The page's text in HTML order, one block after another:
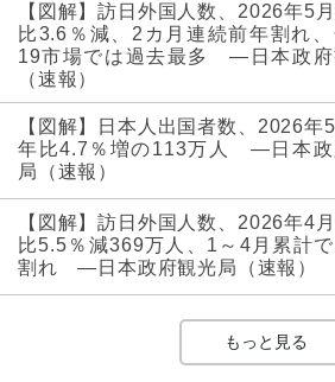
【図解】訪日外国人数、2026年5
比3.6％減、2カ月連続前年割れ
19市場では過去最多 ―日本政府
（速報）
【図解】日本人出国者数、2026年
年比4.7％増の113万人 ―日本政
局（速報）
【図解】訪日外国人数、2026年4
比5.5％減369万人、1～4月累計
割れ ―日本政府観光局（速報）
もっと見る